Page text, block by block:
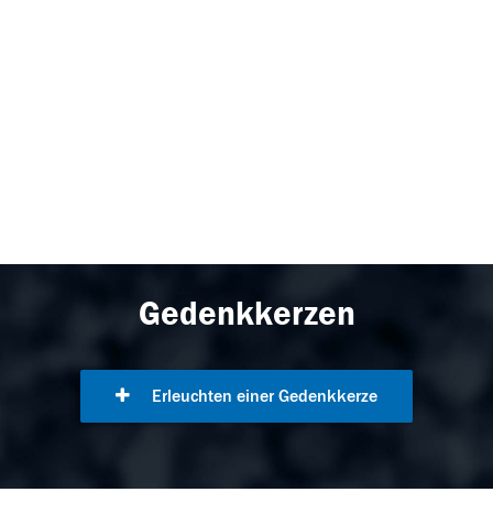
Gedenkkerzen
Erleuchten einer Gedenkkerze